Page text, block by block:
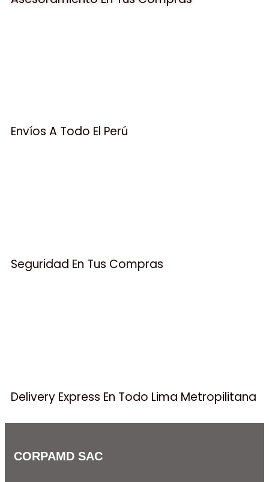
Envíos A Todo El Perú
Seguridad En Tus Compras
Delivery Express En Todo Lima Metropilitana
CORPAMD SAC